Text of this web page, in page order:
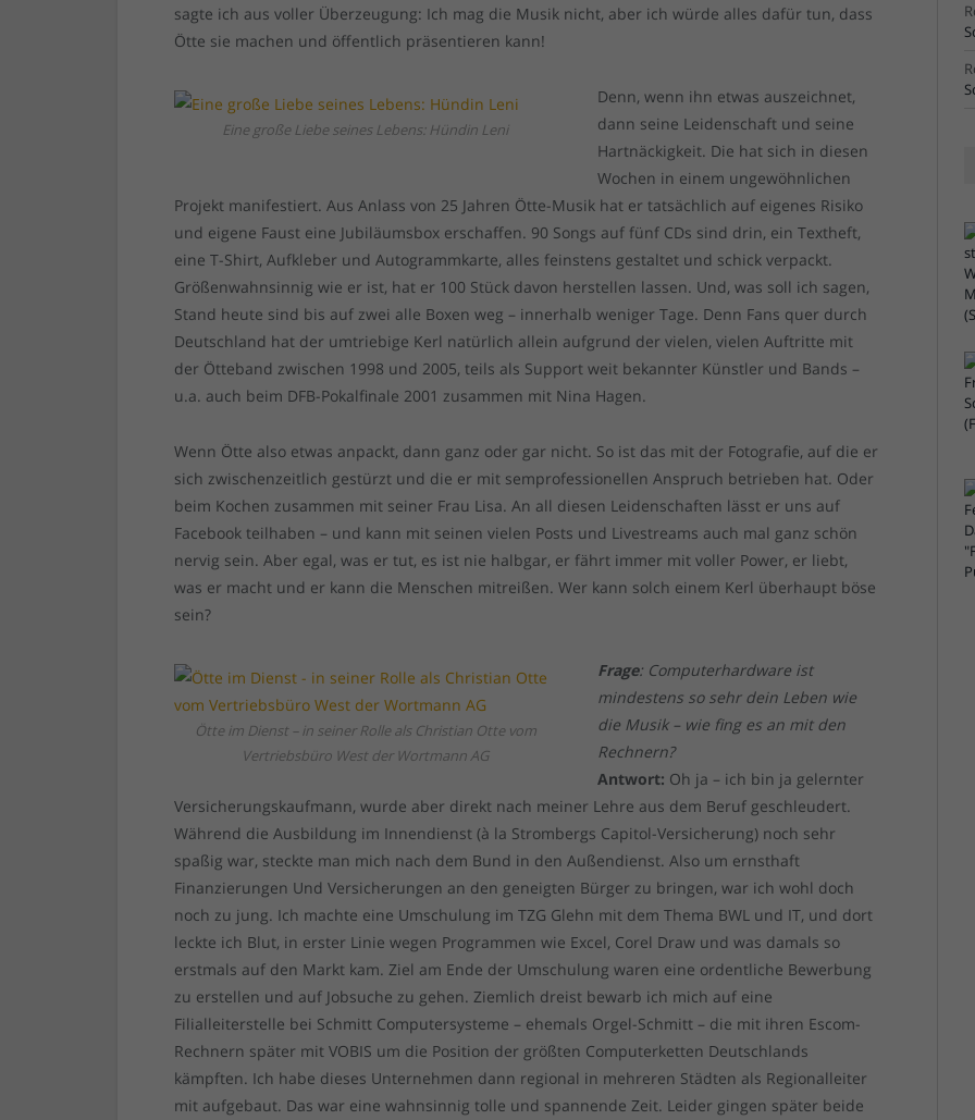
sagte ich aus voller Überzeugung: Ich mag die Musik nicht, aber ich würde alles dafür tun, dass
Ötte sie machen und öffentlich präsentieren kann!
Eine große Liebe seines Lebens: Hündin Leni
Denn, wenn ihn etwas auszeichnet,
dann seine Leidenschaft und seine
Hartnäckigkeit. Die hat sich in diesen
Wochen in einem ungewöhnlichen
Projekt manifestiert. Aus Anlass von 25 Jahren Ötte-Musik hat er tatsächlich auf eigenes Risiko
und eigene Faust eine Jubiläumsbox erschaffen. 90 Songs auf fünf CDs sind drin, ein Textheft,
eine T-Shirt, Aufkleber und Autogrammkarte, alles feinstens gestaltet und schick verpackt.
Größenwahnsinnig wie er ist, hat er 100 Stück davon herstellen lassen. Und, was soll ich sagen,
Stand heute sind bis auf zwei alle Boxen weg – innerhalb weniger Tage. Denn Fans quer durch
Deutschland hat der umtriebige Kerl natürlich allein aufgrund der vielen, vielen Auftritte mit
der Ötteband zwischen 1998 und 2005, teils als Support weit bekannter Künstler und Bands –
u.a. auch beim DFB-Pokalfinale 2001 zusammen mit Nina Hagen.
Wenn Ötte also etwas anpackt, dann ganz oder gar nicht. So ist das mit der Fotografie, auf die er
sich zwischenzeitlich gestürzt und die er mit semprofessionellen Anspruch betrieben hat. Oder
beim Kochen zusammen mit seiner Frau Lisa. An all diesen Leidenschaften lässt er uns auf
Facebook teilhaben – und kann mit seinen vielen Posts und Livestreams auch mal ganz schön
nervig sein. Aber egal, was er tut, es ist nie halbgar, er fährt immer mit voller Power, er liebt,
was er macht und er kann die Menschen mitreißen. Wer kann solch einem Kerl überhaupt böse
sein?
Ötte im Dienst – in seiner Rolle als Christian Otte vom
Vertriebsbüro West der Wortmann AG
Frage: Computerhardware ist
mindestens so sehr dein Leben wie
die Musik – wie fing es an mit den
Rechnern?
Antwort: Oh ja – ich bin ja gelernter
Versicherungskaufmann, wurde aber direkt nach meiner Lehre aus dem Beruf geschleudert.
Während die Ausbildung im Innendienst (à la Strombergs Capitol-Versicherung) noch sehr
spaßig war, steckte man mich nach dem Bund in den Außendienst. Also um ernsthaft
Finanzierungen Und Versicherungen an den geneigten Bürger zu bringen, war ich wohl doch
noch zu jung. Ich machte eine Umschulung im TZG Glehn mit dem Thema BWL und IT, und dort
leckte ich Blut, in erster Linie wegen Programmen wie Excel, Corel Draw und was damals so
erstmals auf den Markt kam. Ziel am Ende der Umschulung waren eine ordentliche Bewerbung
zu erstellen und auf Jobsuche zu gehen. Ziemlich dreist bewarb ich mich auf eine
Filialleiterstelle bei Schmitt Computersysteme – ehemals Orgel-Schmitt – die mit ihren Escom-
Rechnern später mit VOBIS um die Position der größten Computerketten Deutschlands
kämpften. Ich habe dieses Unternehmen dann regional in mehreren Städten als Regionalleiter
mit aufgebaut. Das war eine wahnsinnig tolle und spannende Zeit. Leider gingen später beide